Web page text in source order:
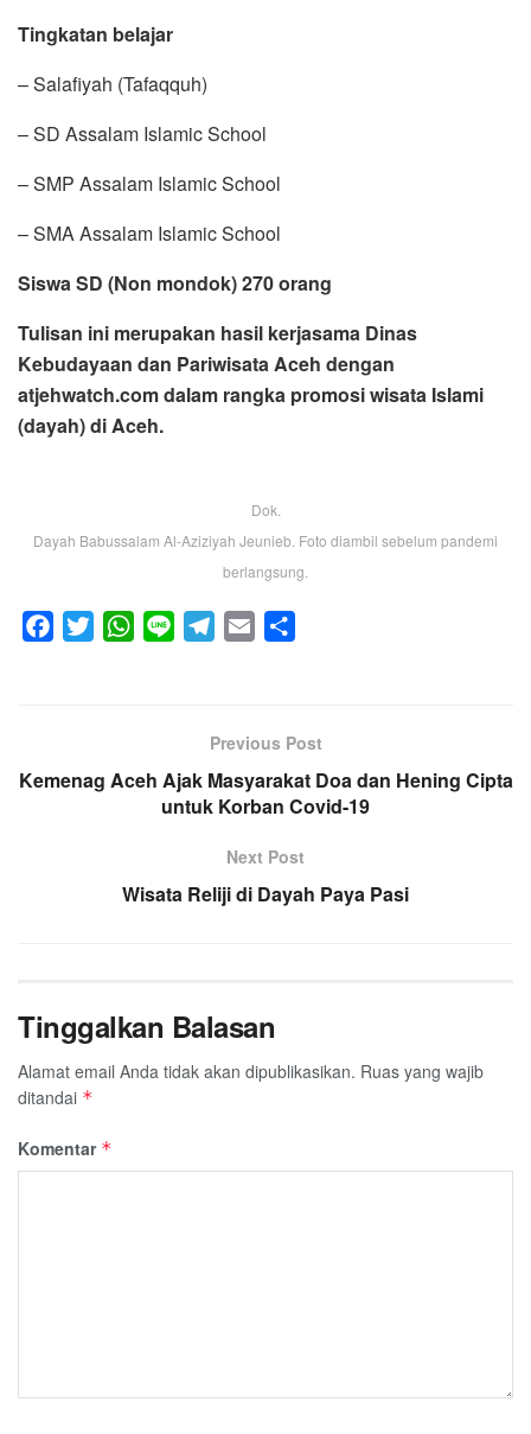
Tingkatan belajar
– Salafiyah (Tafaqquh)
– SD Assalam Islamic School
– SMP Assalam Islamic School
– SMA Assalam Islamic School
Siswa SD (Non mondok) 270 orang
Tulisan ini merupakan hasil kerjasama Dinas
Kebudayaan dan Pariwisata Aceh dengan
atjehwatch.com dalam rangka promosi wisata Islami
(dayah) di Aceh.
Dok.
Dayah Babussalam Al-Aziziyah Jeunieb. Foto diambil sebelum pandemi
berlangsung.
o
e
W
A
g
r
a
l
e
Previous Post
Kemenag Aceh Ajak Masyarakat Doa dan Hening Cipta
untuk Korban Covid-19
Next Post
Wisata Reliji di Dayah Paya Pasi
Tinggalkan Balasan
Alamat email Anda tidak akan dipublikasikan. Ruas yang wajib
ditandai *
Komentar *